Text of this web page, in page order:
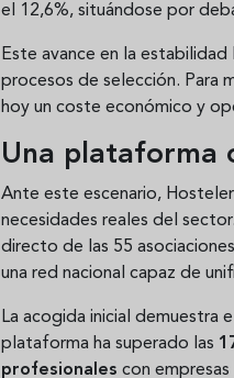
el 12,6%, situándose por
Este avance en la
procesos de selección. Para
hoy un coste económico y
Una plataforma
Ante este escenario,
necesidades reales del
directo de las 55
una red nacional capaz de
La acogida inicial demuestra
plataforma ha superado las
profesionales con